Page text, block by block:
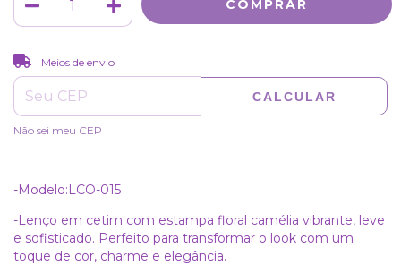
Entregas para o CEP:
Meios de envio
CALCULAR
Não sei meu CEP
-Modelo:LCO-015
-Lenço em cetim com estampa floral camélia vibrante, leve
e sofisticado. Perfeito para transformar o look com um
toque de cor, charme e elegância.